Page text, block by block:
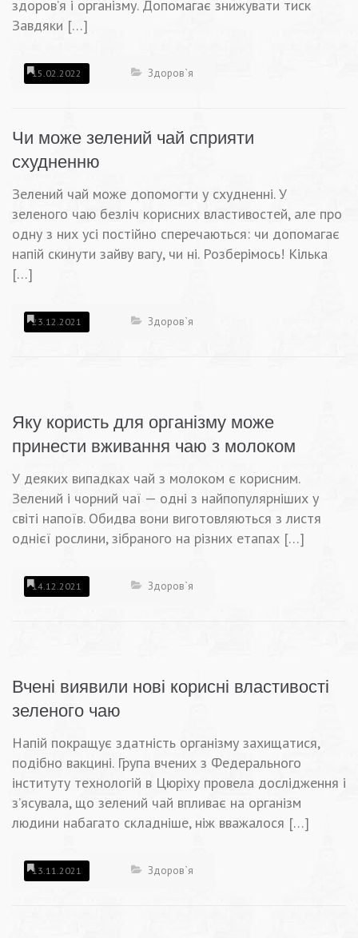
здоров’я і організму. Допомагає знижувати тиск
Завдяки […]
15.02.2022 Здоров`я
Чи може зелений чай сприяти
схудненню
Зелений чай може допомогти у схудненні. У
зеленого чаю безліч корисних властивостей, але про
одну з них усі постійно сперечаються: чи допомагає
напій скинути зайву вагу, чи ні. Розберімось! Кілька
[…]
23.12.2021 Здоров`я
Яку користь для організму може
принести вживання чаю з молоком
У деяких випадках чай з молоком є корисним.
Зелений і чорний чаї — одні з найпопулярніших у
світі напоїв. Обидва вони виготовляються з листя
однієї рослини, зібраного на різних етапах […]
14.12.2021 Здоров`я
Вчені виявили нові корисні властивості
зеленого чаю
Напій покращує здатність організму захищатися,
подібно вакцині. Група вчених з Федерального
інституту технологій в Цюріху провела дослідження і
з’ясувала, що зелений чай впливає на організм
людини набагато складніше, ніж вважалося […]
13.11.2021 Здоров`я